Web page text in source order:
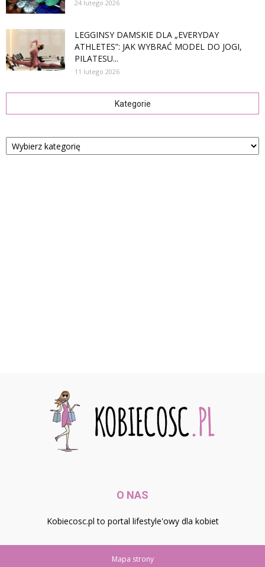
24 lutego 2026
LEGGINSY DAMSKIE DLA „EVERYDAY
ATHLETES”: JAK WYBRAĆ MODEL DO JOGI,
PILATESU...
11 lutego 2026
Kategorie
Kategorie
O NAS
Kobiecosc.pl to portal lifestyle'owy dla kobiet
Mapa strony